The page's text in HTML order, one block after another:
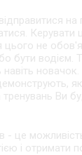
на
не
бути водієм.
тренувань Ви
це
і отримати